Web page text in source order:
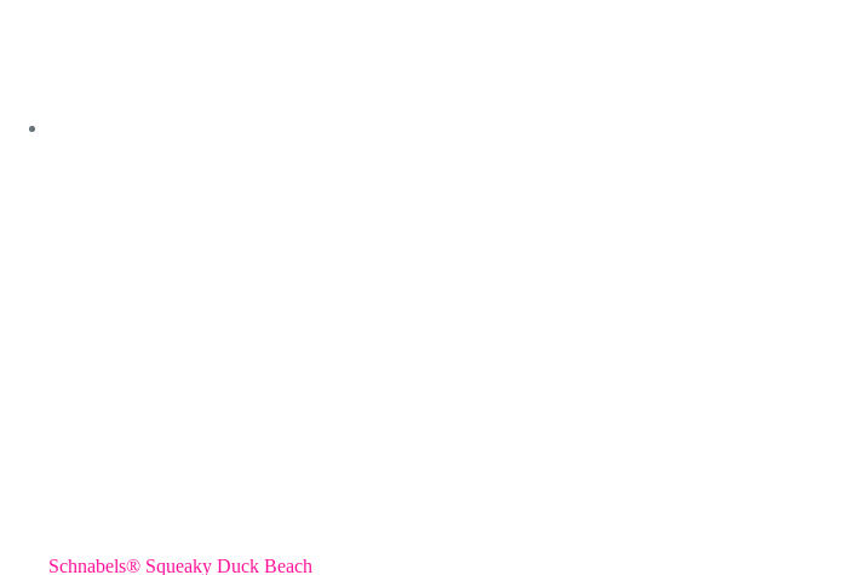
Schnabels® Squeaky Duck Beach